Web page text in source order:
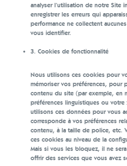
analyser l’utilisation de notre Site
enregistrer les erreurs qui
performance ne collectent
vous identifier.
3. Cookies de fonctionnalité
Nous utilisons ces cookies pour
mémoriser vos préférences, pour
contenu du site (par exemple, en
préférences linguistiques ou
utilisons ces données pour vous
corresponde à vos préférences
contenu, à la taille de police, etc.
ces cookies au niveau de la
Mais si vous les bloquez, il ne
offrir des services que vous avez